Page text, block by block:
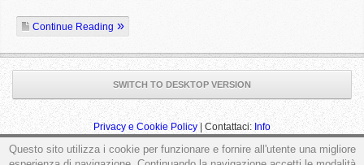
Continue Reading
SWITCH TO DESKTOP VERSION
Privacy e Cookie Policy | Contattaci:Info
Questo sito utilizza i cookie per funzionare e fornire all'utente una migliore